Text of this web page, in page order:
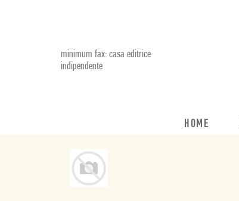
minimum fax: casa editrice
indipendente
HOME